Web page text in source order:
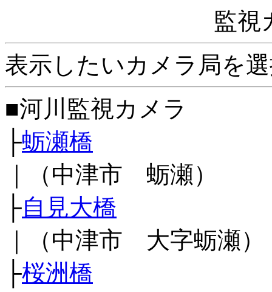
監視
表示したいカメラ局を
■河川監視カメラ
├蛎瀬橋
｜（中津市 蛎瀬）
├自見大橋
｜（中津市 大字蛎瀬）
├桜洲橋